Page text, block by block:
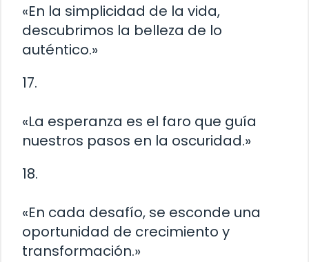
«En la simplicidad de la vida,
descubrimos la belleza de lo
auténtico.»
17.
«La esperanza es el faro que guía
nuestros pasos en la oscuridad.»
18.
«En cada desafío, se esconde una
oportunidad de crecimiento y
transformación.»